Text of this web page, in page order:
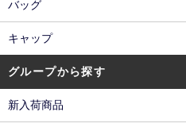
バッグ
キャップ
グループから探す
新入荷商品